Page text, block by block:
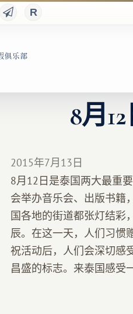
8月
2015年7月13日
8月12日是泰国两大最重
会举办音乐会、出版书籍
国各地的街道都张灯结彩
辰。在这一天，人们习惯
祝活动后，人们会深切感
昌盛的标志。来泰国感受